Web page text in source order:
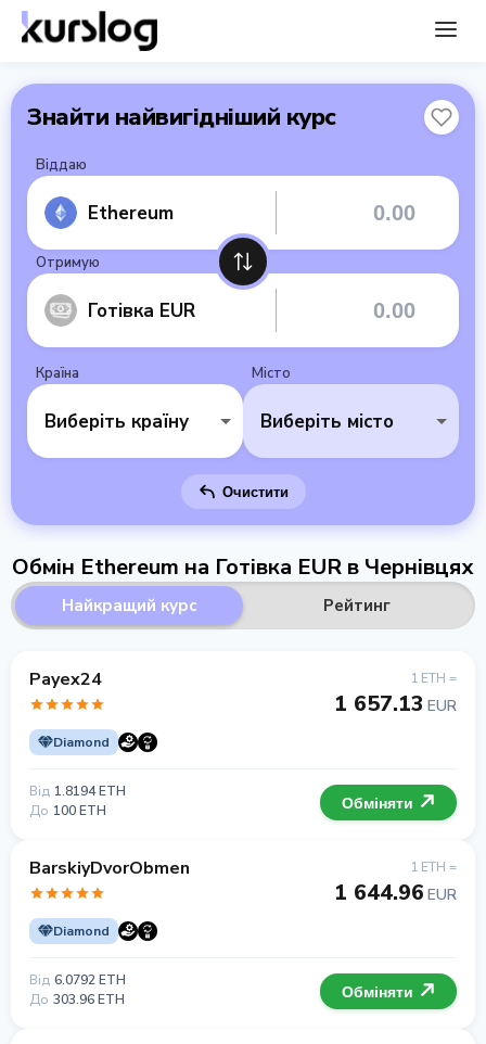
Знайти найвигідніший курс
Віддаю
Ethereum
Отримую
Готівка EUR
Країна
Виберіть країну
Місто
Виберіть місто
Очистити
Обмін Ethereum на Готівка EUR в Чернівцях
Найкращий курс Рейтинг
Payex24
Diamond
1 ETH =
1 657.13 EUR
Від 1.8194 ETH
До 100 ETH Обміняти
BarskiyDvorObmen
Diamond
1 ETH =
1 644.96 EUR
Від 6.0792 ETH
До 303.96 ETH Обміняти